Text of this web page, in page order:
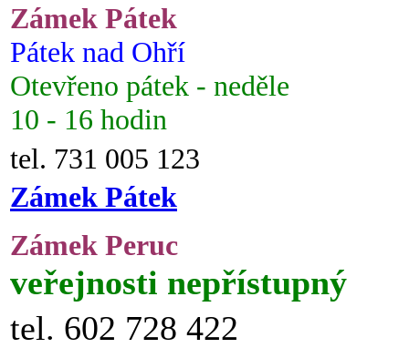
Zámek Pátek
Pátek nad Ohří
Otevřeno pátek - neděle
10 - 16 hodin
tel. 731 005 123
Zámek Pátek
Zámek Peruc
veřejnosti nepřístupný
tel. 602 728 422